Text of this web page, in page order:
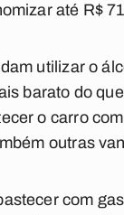
até R$
utilizar o
barato do
o carro
outras
com